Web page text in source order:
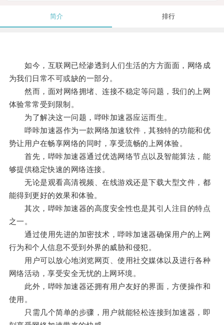
简介 排行
如今，互联网已经渗透到人们生活的方方面面，网络成
为我们日常不可或缺的一部分。
然而，面对网络拥堵、连接不稳定等问题，我们的上网
体验常常受到限制。
为了解决这一问题，哔咔加速器应运而生。
哔咔加速器作为一款网络加速软件，其独特的功能和优
势让用户在畅享网络的同时，享受流畅的上网体验。
首先，哔咔加速器通过优选网络节点以及智能算法，能
够提供稳定快速的网络连接。
无论是观看高清视频、在线游戏还是下载大型文件，都
能得到更好的效果和体验。
其次，哔咔加速器的高度安全性也是其引人注目的特点
之一。
通过使用先进的加密技术，哔咔加速器确保用户的上网
行为和个人信息不受到外界的威胁和侵犯。
用户可以放心地浏览网页、使用社交媒体以及进行各种
网络活动，享受安全无忧的上网环境。
此外，哔咔加速器还拥有用户友好的界面，方便操作和
使用。
只需几个简单的步骤，用户就能轻松连接到加速器，即